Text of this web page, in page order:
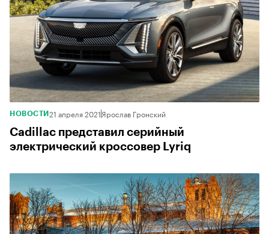
НОВОСТИ 21 апреля 2021Ярослав Гронский
Cadillac представил серийный
электрический кроссовер Lyriq